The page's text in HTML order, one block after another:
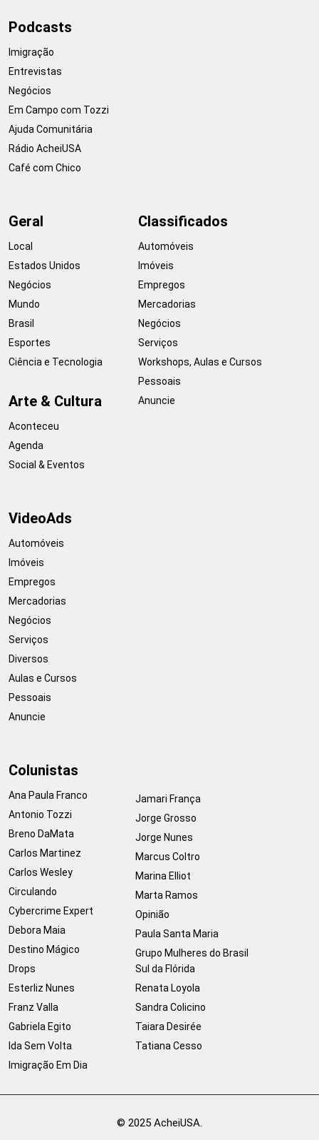
Podcasts
Imigração
Entrevistas
Negócios
Em Campo com Tozzi
Ajuda Comunitária
Rádio AcheiUSA
Café com Chico
Geral
Local
Estados Unidos
Negócios
Mundo
Brasil
Esportes
Ciência e Tecnologia
Arte & Cultura
Aconteceu
Agenda
Social & Eventos
Classificados
Automóveis
Imóveis
Empregos
Mercadorias
Negócios
Serviços
Workshops, Aulas e Cursos
Pessoais
Anuncie
VideoAds
Automóveis
Imóveis
Empregos
Mercadorias
Negócios
Serviços
Diversos
Aulas e Cursos
Pessoais
Anuncie
Colunistas
Ana Paula Franco
Antonio Tozzi
Breno DaMata
Carlos Martinez
Carlos Wesley
Circulando
Cybercrime Expert
Debora Maia
Destino Mágico
Drops
Esterliz Nunes
Franz Valla
Gabriela Egito
Ida Sem Volta
Imigração Em Dia
Jamari França
Jorge Grosso
Jorge Nunes
Marcus Coltro
Marina Elliot
Marta Ramos
Opinião
Paula Santa Maria
Grupo Mulheres do Brasil
Sul da Flórida
Renata Loyola
Sandra Colicino
Taiara Desirée
Tatiana Cesso
© 2025 AcheiUSA.